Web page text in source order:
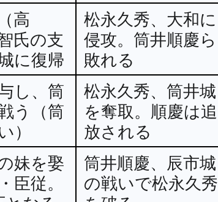
高
氏の支
に復帰
松永久秀、大和に
侵攻。筒井順慶ら
敗れる
し、筒
う（筒
）
松永久秀、筒井城
を奪取。順慶は追
放される
妹を娶
臣従。
筒井順慶、辰市城
の戦いで松永久秀